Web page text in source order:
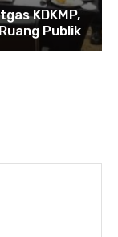
KDKMP,
Publik